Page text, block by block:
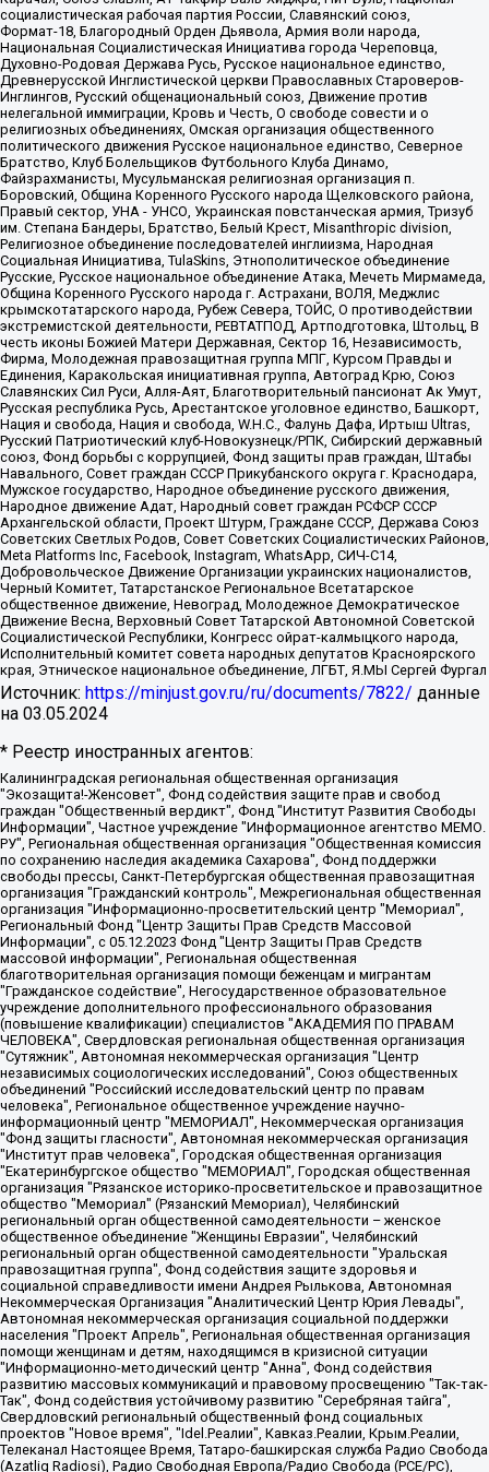
социалистическая рабочая партия России, Славянский союз,
Формат-18, Благородный Орден Дьявола, Армия воли народа,
Национальная Социалистическая Инициатива города Череповца,
Духовно-Родовая Держава Русь, Русское национальное единство,
Древнерусской Инглистической церкви Православных Староверов-
Инглингов, Русский общенациональный союз, Движение против
нелегальной иммиграции, Кровь и Честь, О свободе совести и о
религиозных объединениях, Омская организация общественного
политического движения Русское национальное единство, Северное
Братство, Клуб Болельщиков Футбольного Клуба Динамо,
Файзрахманисты, Мусульманская религиозная организация п.
Боровский, Община Коренного Русского народа Щелковского района,
Правый сектор, УНА - УНСО, Украинская повстанческая армия, Тризуб
им. Степана Бандеры, Братство, Белый Крест, Misanthropic division,
Религиозное объединение последователей инглиизма, Народная
Социальная Инициатива, TulaSkins, Этнополитическое объединение
Русские, Русское национальное объединение Атака, Мечеть Мирмамеда,
Община Коренного Русского народа г. Астрахани, ВОЛЯ, Меджлис
крымскотатарского народа, Рубеж Севера, ТОЙС, О противодействии
экстремистской деятельности, РЕВТАТПОД, Артподготовка, Штольц, В
честь иконы Божией Матери Державная, Сектор 16, Независимость,
Фирма, Молодежная правозащитная группа МПГ, Курсом Правды и
Единения, Каракольская инициативная группа, Автоград Крю, Союз
Славянских Сил Руси, Алля-Аят, Благотворительный пансионат Ак Умут,
Русская республика Русь, Арестантское уголовное единство, Башкорт,
Нация и свобода, Нация и свобода, W.H.С., Фалунь Дафа, Иртыш Ultras,
Русский Патриотический клуб-Новокузнецк/РПК, Сибирский державный
союз, Фонд борьбы с коррупцией, Фонд защиты прав граждан, Штабы
Навального, Совет граждан СССР Прикубанского округа г. Краснодара,
Мужское государство, Народное объединение русского движения,
Народное движение Адат, Народный совет граждан РСФСР СССР
Архангельской области, Проект Штурм, Граждане СССР, Держава Союз
Советских Светлых Родов, Совет Советских Социалистических Районов,
Meta Platforms Inc, Facebook, Instagram, WhatsApp, СИЧ-С14,
Добровольческое Движение Организации украинских националистов,
Черный Комитет, Татарстанское Региональное Всетатарское
общественное движение, Невоград, Молодежное Демократическое
Движение Весна, Верховный Совет Татарской Автономной Советской
Социалистической Республики, Конгресс ойрат-калмыцкого народа,
Исполнительный комитет совета народных депутатов Красноярского
края, Этническое национальное объединение, ЛГБТ, Я.МЫ Сергей Фургал
Источник: https://minjust.gov.ru/ru/documents/7822/ данные
на 03.05.2024
* Реестр иностранных агентов:
Калининградская региональная общественная организация "Экозащита!-Женсовет", Фонд содействия защите прав и свобод граждан "Общественный вердикт", Фонд "Институт Развития Свободы Информации", Частное учреждение "Информационное агентство МЕМО. РУ", Региональная общественная организация "Общественная комиссия по сохранению наследия академика Сахарова", Фонд поддержки свободы прессы, Санкт-Петербургская общественная правозащитная организация "Гражданский контроль", Межрегиональная общественная организация "Информационно-просветительский центр "Мемориал", Региональный Фонд "Центр Защиты Прав Средств Массовой Информации", с 05.12.2023 Фонд "Центр Защиты Прав Средств массовой информации", Региональная общественная благотворительная организация помощи беженцам и мигрантам "Гражданское содействие", Негосударственное образовательное учреждение дополнительного профессионального образования (повышение квалификации) специалистов "АКАДЕМИЯ ПО ПРАВАМ ЧЕЛОВЕКА", Свердловская региональная общественная организация "Сутяжник", Автономная некоммерческая организация "Центр независимых социологических исследований", Союз общественных объединений "Российский исследовательский центр по правам человека", Региональное общественное учреждение научно-информационный центр "МЕМОРИАЛ", Некоммерческая организация "Фонд защиты гласности", Автономная некоммерческая организация "Институт прав человека", Городская общественная организация "Екатеринбургское общество "МЕМОРИАЛ", Городская общественная организация "Рязанское историко-просветительское и правозащитное общество "Мемориал" (Рязанский Мемориал), Челябинский региональный орган общественной самодеятельности – женское общественное объединение "Женщины Евразии", Челябинский региональный орган общественной самодеятельности "Уральская правозащитная группа", Фонд содействия защите здоровья и социальной справедливости имени Андрея Рылькова, Автономная Некоммерческая Организация "Аналитический Центр Юрия Левады", Автономная некоммерческая организация социальной поддержки населения "Проект Апрель", Региональная общественная организация помощи женщинам и детям, находящимся в кризисной ситуации "Информационно-методический центр "Анна", Фонд содействия развитию массовых коммуникаций и правовому просвещению "Так-так-Так", Фонд содействия устойчивому развитию "Серебряная тайга", Свердловский региональный общественный фонд социальных проектов "Новое время", "Idel.Реалии", Кавказ.Реалии, Крым.Реалии, Телеканал Настоящее Время, Татаро-башкирская служба Радио Свобода (Azatliq Radiosi), Радио Свободная Европа/Радио Свобода (PCE/PC), "Сибирь.Реалии", "Фактограф", Благотворительный фонд помощи осужденным и их семьям, Автономная некоммерческая организация "Институт глобализации и социальных движений", Фонд "В защиту прав заключенных", Частное учреждение "Центр поддержки и содействия развитию средств массовой информации", Пензенский региональный общественный благотворительный фонд "Гражданский союз", "Север.Реалии", Некоммерческая организация Фонд "Правовая инициатива", Общество с ограниченной ответственностью "Радио Свободная Европа/Радио Свобода", Чешское информационное агентство "MEDIUM-ORIENT", Красноярская региональная общественная организация "Мы против СПИДа", Камалягин Денис Николаевич, Маркелов Сергей Евгеньевич, Пономарев Лев Александрович, Савицкая Людмила Алексеевна, Автономная некоммерческая организация "Центр по работе с проблемой насилия "НАСИЛИЮ.НЕТ", Межрегиональный профессиональный союз работников здравоохранения "Альянс врачей", Юридическое лицо, зарегистрированное в Латвийской Республике, SIA "Medusa Project" (регистрационный номер 40103797863, дата регистрации 10.06.2014), Некоммерческая организация "Фонд по борьбе с коррупцией", Автономная некоммерческая организация "Институт права и публичной политики", Баданин Роман Сергеевич, Гликин Максим Александрович, Железнова Мария Михайловна, Лукьянова Юлия Сергеевна, Маетная Елизавета Витальевна, Маняхин Петр Борисович, Чуракова Ольга Владимировна, Ярош Юлия Петровна, Юридическое лицо "The Insider SIA", зарегистрированное в Риге, Латвийская Республика (дата регистрации 26.06.2015), являющееся администратором доменного имени интернет-издания "The Insider SIA", https://theins.ru, Постернак Алексей Евгеньевич, Рубин Михаил Аркадьевич, Анин Роман Александрович, Юридическое лицо Istories fonds, зарегистрированное в Латвийской Республике (регистрационный номер 50008295751, дата регистрации 24.02.2020), Великовский Дмитрий Александрович, Долинина Ирина Николаевна, Мароховская Алеся Алексеевна, Шлейнов Роман Юрьевич, Шмагун Олеся Валентиновна, Общество с ограниченной ответственностью "Альтаир 2021", Общество с ограниченной ответственностью "Вега 2021", Общество с ограниченной ответственностью "Главный редактор 2021", Общество с ограниченной ответственностью "Ромашки монолит", Важенков Артем Валерьевич, Ивановская областная общественная организация "Центр гендерных исследований", Гурман Юрий Альбертович, Медиапроект "ОВД-Инфо", Егоров Владимир Владимирович, Жилинский Владимир Александрович, Общество с ограниченной ответственностью "ЗП", Иванова София Юрьевна, Карезина Инна Павловна, Кильтау Екатерина Викторовна, Петров Алексей Викторович, Пискунов Сергей Евгеньевич, Смирнов Сергей Сергеевич, Тихонов Михаил Сергеевич, Общество с ограниченной ответственностью "ЖУРНАЛИСТ-ИНОСТРАННЫЙ АГЕНТ", Арапова Галина Юрьевна, Вольтская Татьяна Анатольевна, Американская компания "Mason G.E.S. Anonymous Foundation" (США), являющаяся владельцем интернет-издания https://mnews.world/, Компания "Stichting Bellingcat", зарегистрированная в Нидерландах (дата регистрации 11.07.2018), Захаров Андрей Вячеславович, Клепиковская Екатерина Дмитриевна, Общество с ограниченной ответственностью "МЕМО", Перл Роман Александрович, Симонов Евгений Алексеевич, Соловьева Елена Анатольевна, Сотников Даниил Владимирович, Сурначева Елизавета Дмитриевна, Автономная некоммерческая организация по защите прав человека и информированию населения "Якутия – Наше Мнение", Общество с ограниченной ответственностью "Москоу диджитал медиа", с 26.01.2023 Общество с ограниченной ответственностью "Чайка Белые сады", Ветошкина Валерия Валерьевна, Заговора Максим Александрович, Межрегиональное общественное движение "Российская ЛГБТ - сеть", Оленичев Максим Владимирович, Павлов Иван Юрьевич, Скворцова Елена Сергеевна, Общество с ограниченной ответственностью "Как бы инагент", Кочетков Игорь Викторович, Общество с ограниченной ответственностью "Честные выборы", Еланчик Олег Александрович, Общество с ограниченной ответственностью "Нобелевский призыв", Гималова Регина Эмилевна, Григорьев Андрей Валерьевич, Григорьева Алина Александровна, Ассоциация по содействию защите прав призывников, альтернативнослужащих и военнослужащих "Правозащитная группа "Гражданин.Армия.Право", Хисамова Регина Фаритовна, Автономная некоммерческая организация по реализации социально-правовых программ "Лилит", Дальневосточное общественное движение "Маяк", Санкт-Петербургская ЛГБТ-инициативная группа "Выход", Инициативная группа ЛГБТ+ "Реверс", Алексеев Андрей Викторович, Бекбулатова Таисия Львовна, Беляев Иван Михайлович, Владыкина Елена Сергеевна, Гельман Марат Александрович, Никульшина Вероника Юрьевна, Толоконникова Надежда Андреевна, Шендерович Виктор Анатольевич, Общество с ограниченной ответственностью "Данное сообщение", Общество с ограниченной ответственностью Издательский дом "Новая глава", Айнбиндер Александра Александровна, Московский комьюнити-центр для ЛГБТ+инициатив, Благотворительный фонд развития филантропии, Deutsche Welle (Германия, Kurt-Schumacher-Strasse 3, 53113 Bonn), Борзунова Мария Михайловна, Воробьев Виктор Викторович, Голубева Анна Львовна, Константинова Алла Михайловна, Малкова Ирина Владимировна, Мурадов Мурад Абдулгалимович, Осетинская Елизавета Николаевна, Понасенков Евгений Николаевич, Ганапольский Матвей Юрьевич, Киселев Евгений Алексеевич, Борухович Ирина Григорьевна, Дремин Иван Тимофеевич, Дубровский Дмитрий Викторович, Красноярская региональная общественная организация поддержки и развития альтернативных образовательных технологий и межкультурных коммуникаций "ИНТЕРРА", Маяковская Екатерина Алексеевна, Фейгин Марк Захарович, Филимонов Андрей Викторович, Дзугкоева Регина Николаевна, Доброхотов Роман Александрович, Дудь Юрий Александрович, Елкин Сергей Владимирович, Кругликов Кирилл Игоревич, Сабунаева Мария Леонидовна, Семенов Алексей Владимирович, Шаинян Карен Багратович, Шульман Екатерина Михайловна, Асафьев Артур Валерьевич, Вахштайн Виктор Семенович, Венедиктов Алексей Алексеевич, Лушникова Екатерина Евгеньевна, Волков Леонид Михайлович, Невзоров Александр Глебович, Пархоменко Сергей Борисович, Сироткин Ярослав Николаевич, Кара-Мурза Владимир Владимирович, Баранова Наталья Владимировна, Гозман Леонид Яковлевич, Кагарлицкий Борис Юльевич, Климарев Михаил Валерьевич, Милов Владимир Станиславович, Автономная некоммерческая организация Краснодарский центр современного искусства "Типография", Моргенштерн Алишер Тагирович, Соболь Любовь Эдуардовна, Общество с ограниченной ответственностью "ЛИЗА НОРМ", Каспаров Гарри Кимович, Ходорковский Михаил Борисович, Общество с ограниченной ответственностью "Апрельские тезисы", Данилович Ирина Брониславовна, Кашин Олег Владимирович, Петров Николай Владимирович, Пивоваров Алексей Владимирович, Соколов Михаил Владимирович, Цветкова Юлия Владимировна, Чичваркин Евгений Александрович, Комитет против пыток/Команда против пыток, Общество с ограниченной ответственностью "Первый научный", Общество с ограниченной ответственностью "Вертолет и ко", Белоцерковская Вероника Борисовна, Кац Максим Евгеньевич, Лазарева Татьяна Юрьевна, Шаведдинов Руслан Табризович, Яшин Илья Валерьевич, Общество с ограниченной ответственностью "Иноагент ААВ", Алешковский Дмитрий Петрович, Альбац Евгения Марковна, Быков Дмитрий Львович, Галямина Юлия Евгеньевна, Лойко Сергей Леонидович, Мартынов Кирилл Константинович, Медведев Сергей Александрович, Крашенинников Федор Геннадиевич, Гордеева Катерина Вл